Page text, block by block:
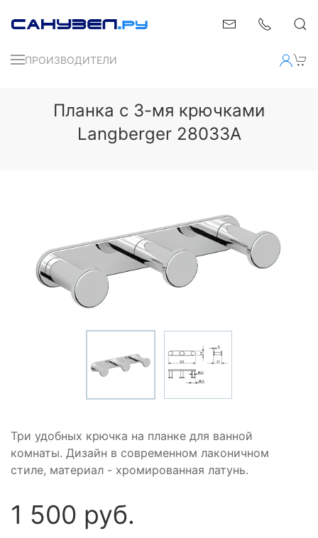
ПРОИЗВОДИТЕЛИ
Планка с 3-мя крючками
Langberger 28033A
Три удобных крючка на планке для ванной
комнаты. Дизайн в современном лаконичном
стиле, материал - хромированная латунь.
1 500 руб.